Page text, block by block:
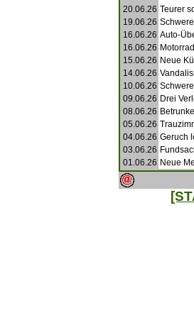
20.06.26 Teurer
19.06.26
16.06.26 Auto-
16.06.26
15.06.26 Neue
14.06.26
10.06.26
09.06.26 Drei
08.06.26
05.06.26
04.06.26 Geruch
03.06.26
01.06.26 Neue